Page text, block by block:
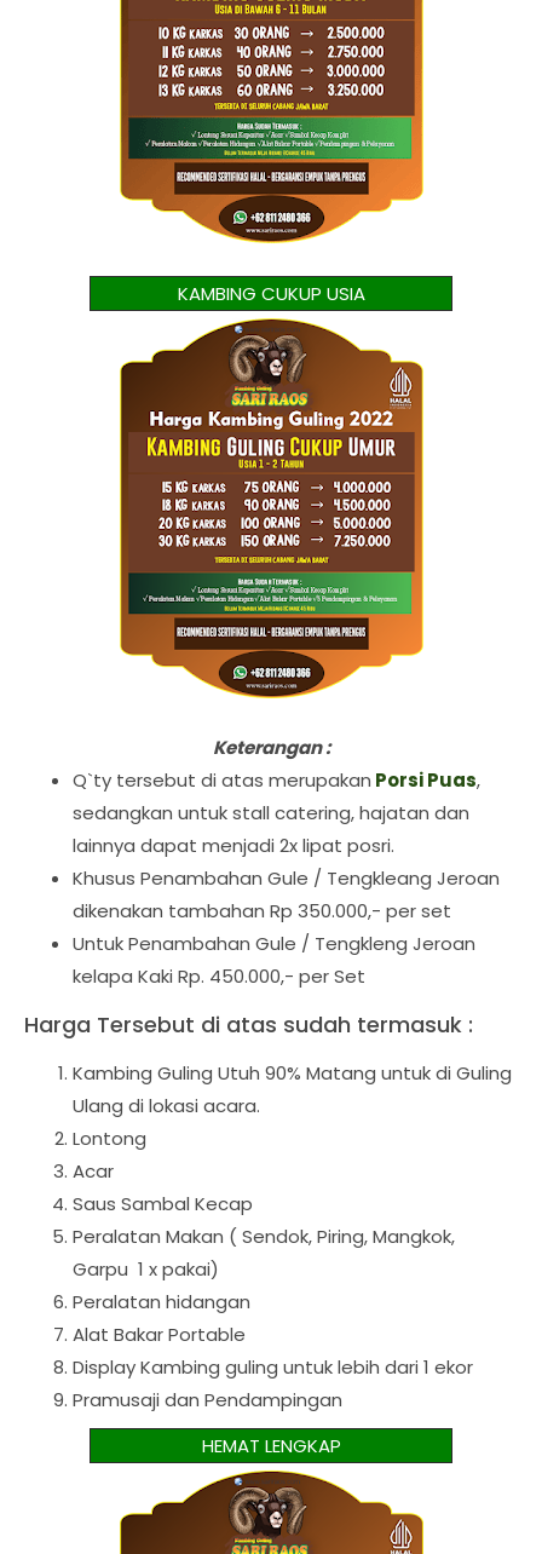
KAMBING CUKUP USIA
Keterangan :
Q`ty tersebut di atas merupakan Porsi Puas,
sedangkan untuk stall catering, hajatan dan
lainnya dapat menjadi 2x lipat posri.
Khusus Penambahan Gule / Tengkleang Jeroan
dikenakan tambahan Rp 350.000,- per set
Untuk Penambahan Gule / Tengkleng Jeroan
kelapa Kaki Rp. 450.000,- per Set
Harga Tersebut di atas sudah termasuk :
Kambing Guling Utuh 90% Matang untuk di Guling
Ulang di lokasi acara.
Lontong
Acar
Saus Sambal Kecap
Peralatan Makan ( Sendok, Piring, Mangkok,
Garpu 1 x pakai)
Peralatan hidangan
Alat Bakar Portable
Display Kambing guling untuk lebih dari 1 ekor
Pramusaji dan Pendampingan
HEMAT LENGKAP